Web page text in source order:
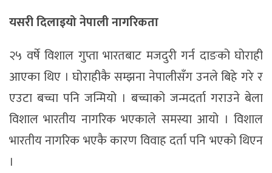
यसरी दिलाइयो नेपाली नागरिकता
२५ वर्षे विशाल गुप्ता भारतबाट मजदुरी गर्न दाङको घोराही
आएका थिए । घोराहीकै सम्झना नेपालीसँग उनले बिहे गरे र
एउटा बच्चा पनि जन्मियो । बच्चाको जन्मदर्ता गराउने बेला
विशाल भारतीय नागरिक भएकाले समस्या आयो । विशाल
भारतीय नागरिक भएकै कारण विवाह दर्ता पनि भएको थिएन
।